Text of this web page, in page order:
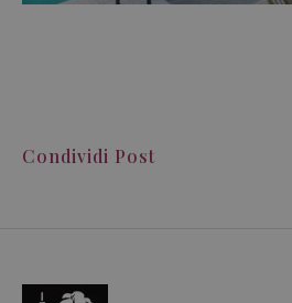
Condividi Post